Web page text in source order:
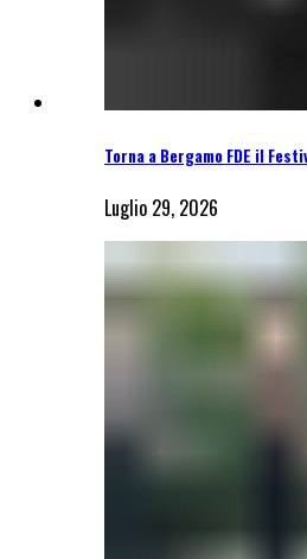
Torna a Bergamo FDE il
Luglio 29, 2026